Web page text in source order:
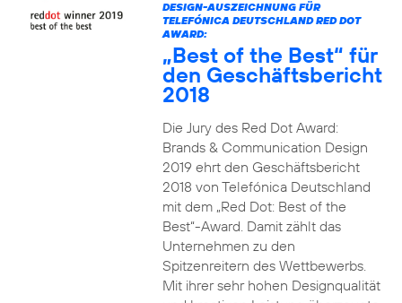
DESIGN-AUSZEICHNUNG FÜR
TELEFÓNICA DEUTSCHLAND RED DOT
AWARD:
„Best of the Best“ für
den Geschäftsbericht
2018
Die Jury des Red Dot Award:
Brands & Communication Design
2019 ehrt den Geschäftsbericht
2018 von Telefónica Deutschland
mit dem „Red Dot: Best of the
Best“-Award. Damit zählt das
Unternehmen zu den
Spitzenreitern des Wettbewerbs.
Mit ihrer sehr hohen Designqualität